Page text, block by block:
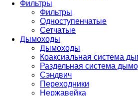
Фильтры
Фильтры
Одноступенчатые
Сетчатые
Дымоходы
Дымоходы
Коаксиальная система
Раздельная система
Сэндвич
Переходники
Нержавейка